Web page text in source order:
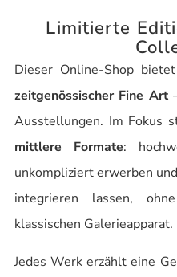
Limitierte
Dieser Online-Shop
zeitgenössischer Fine Art
Ausstellungen. Im Fokus
mittlere Formate:
unkompliziert erwerben
integrieren lassen,
klassischen Galerieapparat.
Jedes Werk erzählt eine